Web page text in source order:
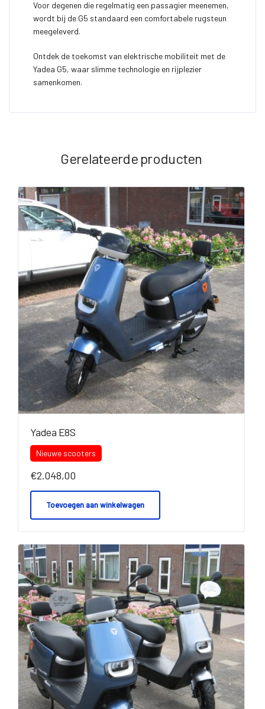
Voor degenen die regelmatig een passagier meenemen,
wordt bij de G5 standaard een comfortabele rugsteun
meegeleverd.
Ontdek de toekomst van elektrische mobiliteit met de
Yadea G5, waar slimme technologie en rijplezier
samenkomen.
Gerelateerde producten
Yadea E8S
Nieuwe scooters
€2.048,00
Toevoegen aan winkelwagen